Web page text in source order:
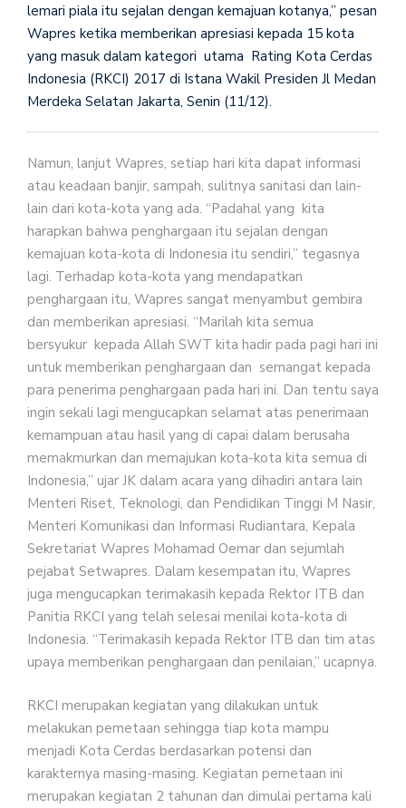
lemari piala itu sejalan dengan kemajuan kotanya,” pesan
Wapres ketika memberikan apresiasi kepada 15 kota
yang masuk dalam kategori utama Rating Kota Cerdas
Indonesia (RKCI) 2017 di Istana Wakil Presiden Jl Medan
Merdeka Selatan Jakarta, Senin (11/12).
Namun, lanjut Wapres, setiap hari kita dapat informasi
atau keadaan banjir, sampah, sulitnya sanitasi dan lain-
lain dari kota-kota yang ada. “Padahal yang kita
harapkan bahwa penghargaan itu sejalan dengan
kemajuan kota-kota di Indonesia itu sendiri,” tegasnya
lagi. Terhadap kota-kota yang mendapatkan
penghargaan itu, Wapres sangat menyambut gembira
dan memberikan apresiasi. “Marilah kita semua
bersyukur kepada Allah SWT kita hadir pada pagi hari ini
untuk memberikan penghargaan dan semangat kepada
para penerima penghargaan pada hari ini. Dan tentu saya
ingin sekali lagi mengucapkan selamat atas penerimaan
kemampuan atau hasil yang di capai dalam berusaha
memakmurkan dan memajukan kota-kota kita semua di
Indonesia,” ujar JK dalam acara yang dihadiri antara lain
Menteri Riset, Teknologi, dan Pendidikan Tinggi M Nasir,
Menteri Komunikasi dan Informasi Rudiantara, Kepala
Sekretariat Wapres Mohamad Oemar dan sejumlah
pejabat Setwapres. Dalam kesempatan itu, Wapres
juga mengucapkan terimakasih kepada Rektor ITB dan
Panitia RKCI yang telah selesai menilai kota-kota di
Indonesia. “Terimakasih kepada Rektor ITB dan tim atas
upaya memberikan penghargaan dan penilaian,” ucapnya.
RKCI merupakan kegiatan yang dilakukan untuk
melakukan pemetaan sehingga tiap kota mampu
menjadi Kota Cerdas berdasarkan potensi dan
karakternya masing-masing. Kegiatan pemetaan ini
merupakan kegiatan 2 tahunan dan dimulai pertama kali